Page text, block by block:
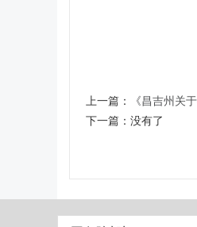
上一篇：
《昌吉州关
下一篇： 没有了